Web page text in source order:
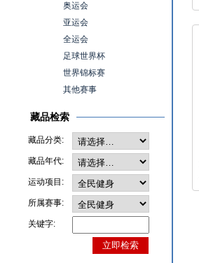
奥运会
亚运会
全运会
足球世界杯
世界锦标赛
其他赛事
藏品检索
藏品分类:
藏品年代:
运动项目:
所属赛事:
关键字: